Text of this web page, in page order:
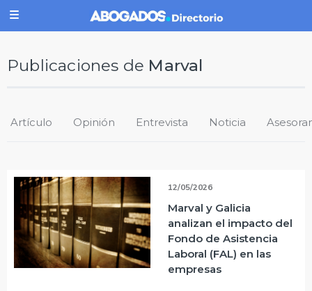
Publicaciones de Marval
Artículo Opinión Entrevista Noticia
12/05/2026
Marval y Galicia
analizan el impacto del
Fondo de Asistencia
Laboral (FAL) en las
empresas